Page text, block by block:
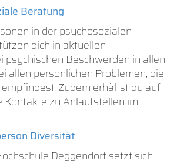
Beratung
in der psychosozialen
dich in aktuellen
psychischen Beschwerden in allen
allen persönlichen Problemen, die
Zudem erhältst du auf
Kontakte zu Anlaufstellen im
Diversität
Deggendorf setzt sich